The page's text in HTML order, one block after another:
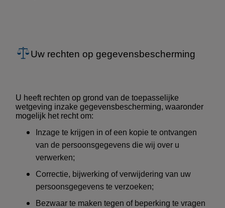
Uw rechten op gegevensbescherming
U heeft rechten op grond van de toepasselijke
wetgeving inzake gegevensbescherming, waaronder
mogelijk het recht om:
Inzage te krijgen in of een kopie te ontvangen
van de persoonsgegevens die wij over u
verwerken;
Correctie, bijwerking of verwijdering van uw
persoonsgegevens te verzoeken;
Bezwaar te maken tegen of beperking te vragen